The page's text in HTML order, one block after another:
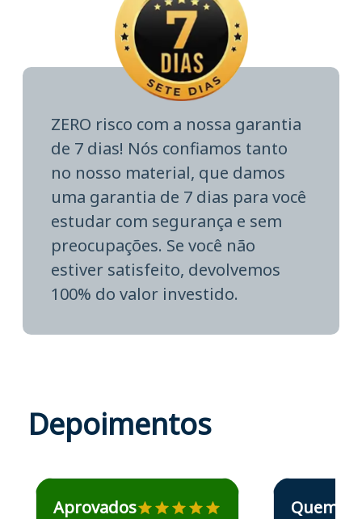
ZERO risco com a nossa garantia
de 7 dias! Nós confiamos tanto
no nosso material, que damos
uma garantia de 7 dias para você
estudar com segurança e sem
preocupações. Se você não
estiver satisfeito, devolvemos
100% do valor investido.
Depoimentos
Estudante José recomenda o Aprova Concursos em
Aprovados
Estudante Elais
Quem